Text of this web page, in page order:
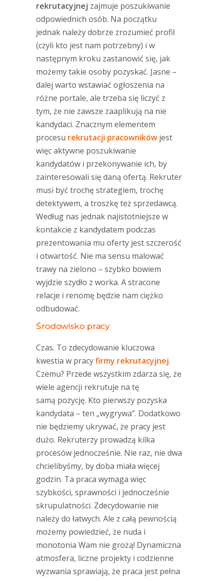
rekrutacyjnej zajmuje poszukiwanie
odpowiednich osób. Na początku
jednak należy dobrze zrozumieć profil
(czyli kto jest nam potrzebny) i w
następnym kroku zastanowić się, jak
możemy takie osoby pozyskać. Jasne –
dalej warto wstawiać ogłoszenia na
różne portale, ale trzeba się liczyć z
tym, że nie zawsze zaaplikują na nie
kandydaci. Znacznym elementem
procesu rekrutacji pracowników jest
więc aktywne poszukiwanie
kandydatów i przekonywanie ich, by
zainteresowali się daną ofertą. Rekruter
musi być trochę strategiem, trochę
detektywem, a troszkę też sprzedawcą.
Według nas jednak najistotniejsze w
kontakcie z kandydatem podczas
prezentowania mu oferty jest szczerość
i otwartość. Nie ma sensu malować
trawy na zielono – szybko bowiem
wyjdzie szydło z worka. A stracone
relacje i renomę będzie nam ciężko
odbudować.
Środowisko pracy
Czas. To zdecydowanie kluczowa
kwestia w pracyfirmy rekrutacyjnej.
Czemu? Przede wszystkim zdarza się, że
wiele agencji rekrutuje na tę
samą pozycję. Kto pierwszy pozyska
kandydata – ten „wygrywa”. Dodatkowo
nie będziemy ukrywać, że pracy jest
dużo. Rekruterzy prowadzą kilka
procesów jednocześnie. Nie raz, nie dwa
chcielibyśmy, by doba miała więcej
godzin. Ta praca wymaga więc
szybkości, sprawności i jednocześnie
skrupulatności. Zdecydowanie nie
należy do łatwych. Ale z całą pewnością
możemy powiedzieć, że nuda i
monotonia Wam nie grożą! Dynamiczna
atmosfera, liczne projekty i codzienne
wyzwania sprawiają, że praca jest pełna